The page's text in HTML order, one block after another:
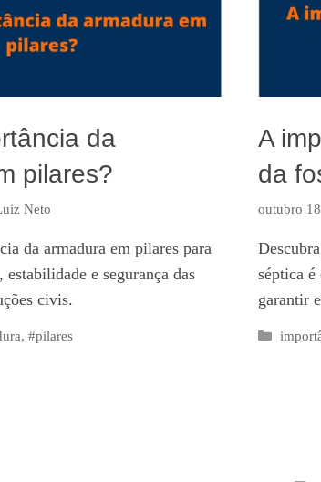
da
pilares?
Neto
da armadura em pilares para
e segurança das
civis.
, #pilares
A
da
outubro
séptica
garantir